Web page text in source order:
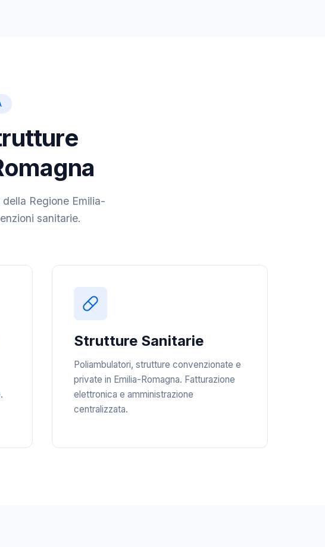
Regione Emilia-
sanitarie.
Strutture Sanitarie
Poliambulatori, strutture convenzionate e
private in Emilia-Romagna. Fatturazione
elettronica e amministrazione
centralizzata.